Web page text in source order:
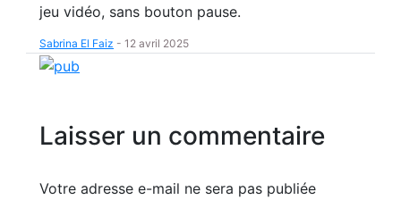
jeu vidéo, sans bouton pause.
Sabrina El Faiz - 12 avril 2025
Laisser un commentaire
Votre adresse e-mail ne sera pas publiée